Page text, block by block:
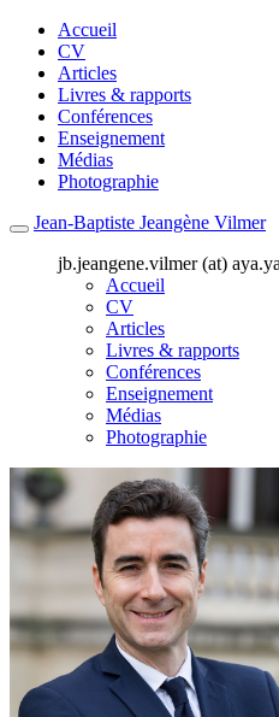
Accueil
CV
Articles
Livres & rapports
Conférences
Enseignement
Médias
Photographie
Jean-Baptiste Jeangène Vilmer
jb.jeangene.vilmer (at)
Accueil
CV
Articles
Livres & rapports
Conférences
Enseignement
Médias
Photographie